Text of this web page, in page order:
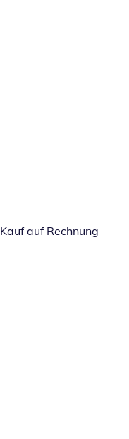
Kauf auf Rechnung